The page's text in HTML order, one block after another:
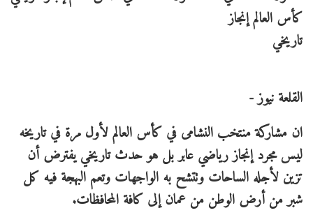
كأس العالم إنجاز
تاريخي
القلعة نيوز -
ان مشاركة منتخب النشامى في كأس العالم لأول مرة في تاريخه
ليس مجرد إنجاز رياضي عابر بل هو حدث تاريخي يفترض أن
تزين لأجله الساحات وتتشح به الواجهات وتعم البهجة فيه كل
شبر من أرض الوطن من عمان إلى كافة المحافظات.